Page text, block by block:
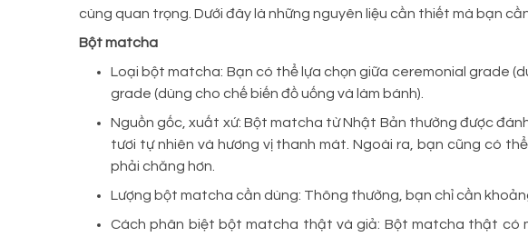
cùng quan trọng. Dưới đây là những nguyên liệu cần thiết mà bạn
Bột matcha
Loại bột matcha: Bạn có thể lựa chọn giữa ceremonial grade
grade (dùng cho chế biến đồ uống và làm bánh).
Nguồn gốc, xuất xứ: Bột matcha từ Nhật Bản thường được
tươi tự nhiên và hương vị thanh mát. Ngoài ra, bạn cũng có
phải chăng hơn.
Lượng bột matcha cần dùng: Thông thường, bạn chỉ cần
Cách phân biệt bột matcha thật và giả: Bột matcha thật có